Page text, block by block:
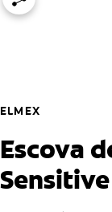
ELMEX
Escova